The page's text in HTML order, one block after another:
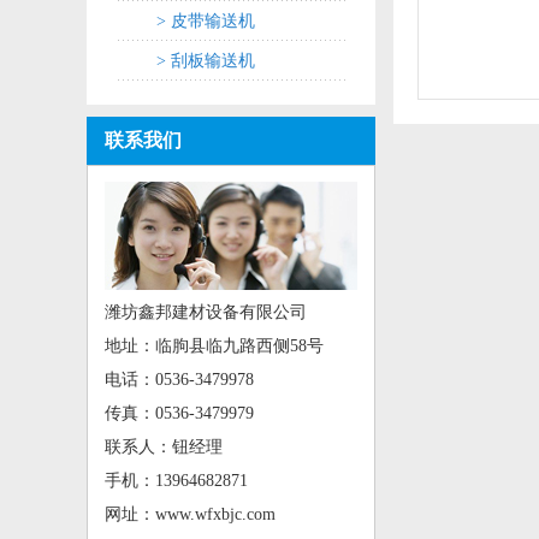
> 皮带输送机
> 刮板输送机
联系我们
潍坊鑫邦建材设备有限公司
地址：临朐县临九路西侧58号
电话：0536-3479978
传真：0536-3479979
联系人：钮经理
手机：13964682871
网址：www.wfxbjc.com